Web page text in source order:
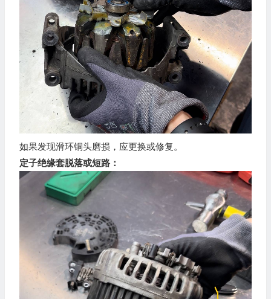
如果发现滑环铜头磨损，应更换或修复。
定子绝缘套脱落或短路：